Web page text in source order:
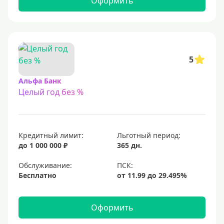
С 23 лет
Льготный период (без процентов)
С льготным периодом
50 дней
55 дней
На 90 дней
100 дней
110 дней
5
Альфа Банк
Целый год без %
Кредитный лимит:
до 1 000 000 ₽
Льготный период:
365 дн.
Обслуживание:
Бесплатно
Оформить